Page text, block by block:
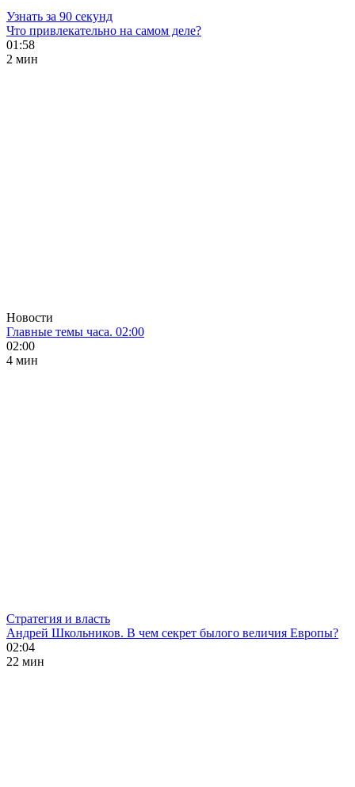
Узнать за 90 секунд
Что привлекательно на самом деле?
01:58
2 мин
Новости
Главные темы часа. 02:00
02:00
4 мин
Стратегия и власть
Андрей Школьников. В чем секрет былого величия Европы?
02:04
22 мин